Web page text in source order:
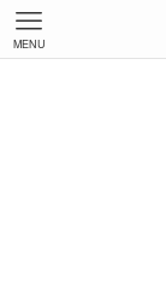
MENU